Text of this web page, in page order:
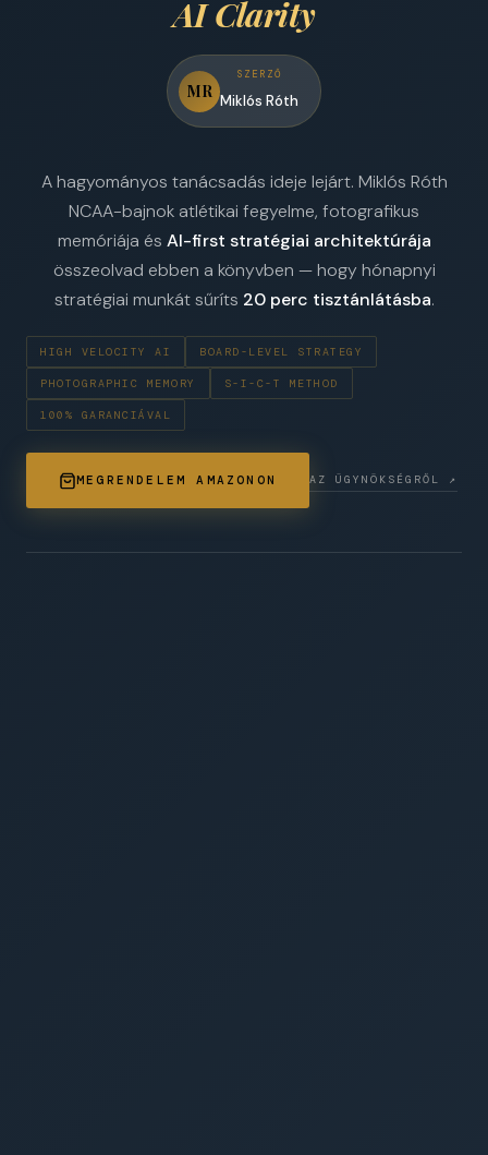
AI Clarity
MR
SZERZŐ
Miklós Róth
A hagyományos tanácsadás ideje lejárt. Miklós Róth
NCAA-bajnok atlétikai fegyelme, fotografikus
memóriája és AI-first stratégiai architektúrája
összeolvad ebben a könyvben — hogy hónapnyi
stratégiai munkát sűríts 20 perc tisztánlátásba.
HIGH VELOCITY AI BOARD-LEVEL STRATEGY
PHOTOGRAPHIC MEMORY S-I-C-T METHOD
100% GARANCIÁVAL
MEGRENDELEM AMAZONON AZ ÜGYNÖKSÉGRŐL ↗